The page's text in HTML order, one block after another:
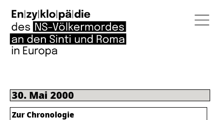
30. Mai 2000
Zur Chronologie